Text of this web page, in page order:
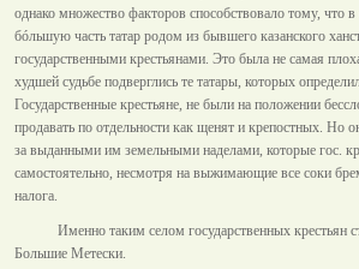
однако множество факторов способствовало тому, что в
бóльшую часть татар родом из бывшего казанского
государственными крестьянами. Это была не самая
худшей судьбе подверглись те татары, которых
Государственные крестьяне, не были на положении
продавать по отдельности как щенят и крепостных. Но
за выданными им земельными наделами, которые гос.
самостоятельно, несмотря на выжимающие все соки
налога.
Именно таким селом государственных крестьян
Большие Метески.